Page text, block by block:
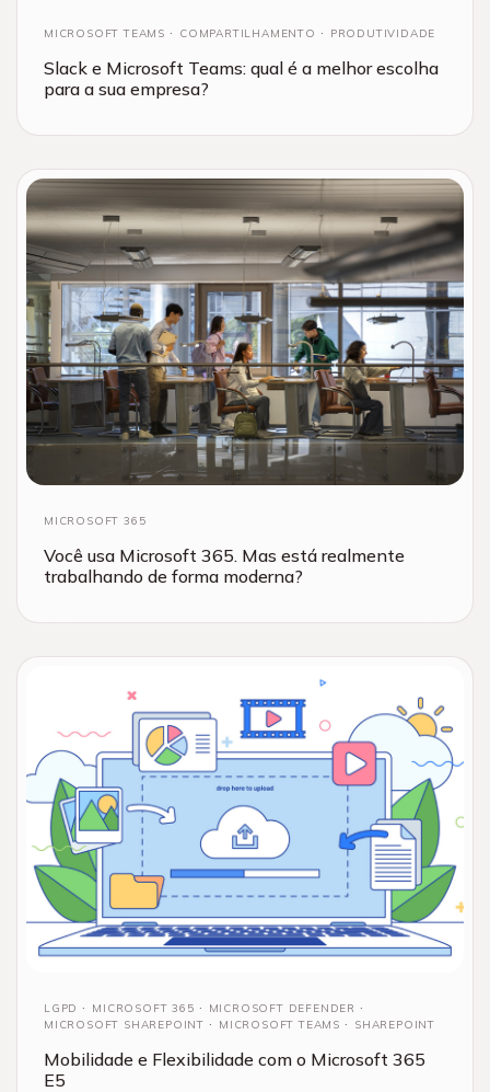
MICROSOFT TEAMS COMPARTILHAMENTO PRODUTIVIDADE
Slack e Microsoft Teams: qual é a melhor escolha
para a sua empresa?
MICROSOFT 365
Você usa Microsoft 365. Mas está realmente
trabalhando de forma moderna?
LGPD MICROSOFT 365
MICROSOFT DEFENDER
MICROSOFT SHAREPOINT
MICROSOFT TEAMS SHAREPOINT
Mobilidade e Flexibilidade com o Microsoft 365
E5